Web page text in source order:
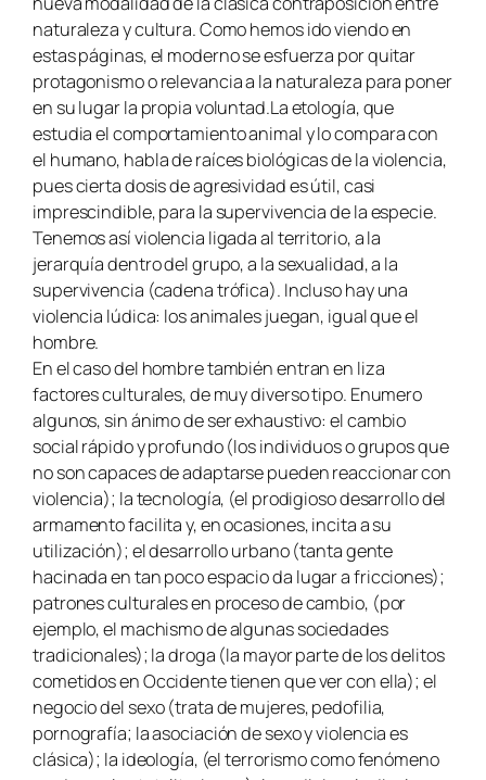
naturaleza y cultura. Como hemos ido viendo en
estas páginas, el moderno se esfuerza por quitar
protagonismo o relevancia a la naturaleza para poner
en su lugar la propia voluntad.La etología, que
estudia el comportamiento animal y lo compara con
el humano, habla de raíces biológicas de la violencia,
pues cierta dosis de agresividad es útil, casi
imprescindible, para la supervivencia de la especie.
Tenemos así violencia ligada al territorio, a la
jerarquía dentro del grupo, a la sexualidad, a la
supervivencia (cadena trófica). Incluso hay una
violencia lúdica: los animales juegan, igual que el
hombre.
En el caso del hombre también entran en liza
factores culturales, de muy diverso tipo. Enumero
algunos, sin ánimo de ser exhaustivo: el cambio
social rápido y profundo (los individuos o grupos que
no son capaces de adaptarse pueden reaccionar con
violencia); la tecnología, (el prodigioso desarrollo del
armamento facilita y, en ocasiones, incita a su
utilización); el desarrollo urbano (tanta gente
hacinada en tan poco espacio da lugar a fricciones);
patrones culturales en proceso de cambio, (por
ejemplo, el machismo de algunas sociedades
tradicionales); la droga (la mayor parte de los delitos
cometidos en Occidente tienen que ver con ella); el
negocio del sexo (trata de mujeres, pedofilia,
pornografía; la asociación de sexo y violencia es
clásica); la ideología, (el terrorismo como fenómeno